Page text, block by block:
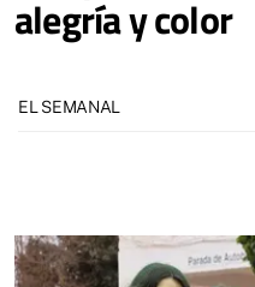
alegría y color
EL SEMANAL